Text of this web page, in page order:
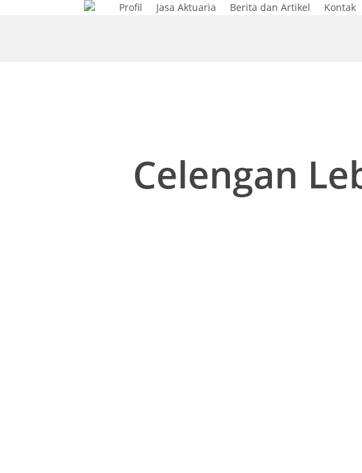
Profil Jasa Aktuaria Berita dan Artikel Kontak
Celengan